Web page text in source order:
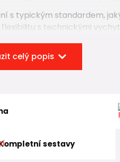
s typickým standardem,
s technickými
zahrnuje kompletní nabídku
sestavy pro rychlé
je Axedo 600 vhodná pro
celý popis
sestavy